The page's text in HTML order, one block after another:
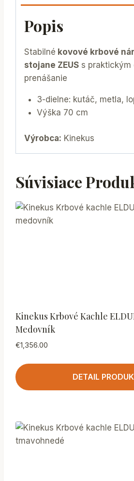
Popis
Stabilné kovové krbové
stojane ZEUS s praktickým
prenášanie
3-dielne: kutáč, metla,
Výška 70 cm
Výrobca: Kinekus
Súvisiace
Kinekus Krbové Kachle
Medovník
€1,356.00
DETAIL